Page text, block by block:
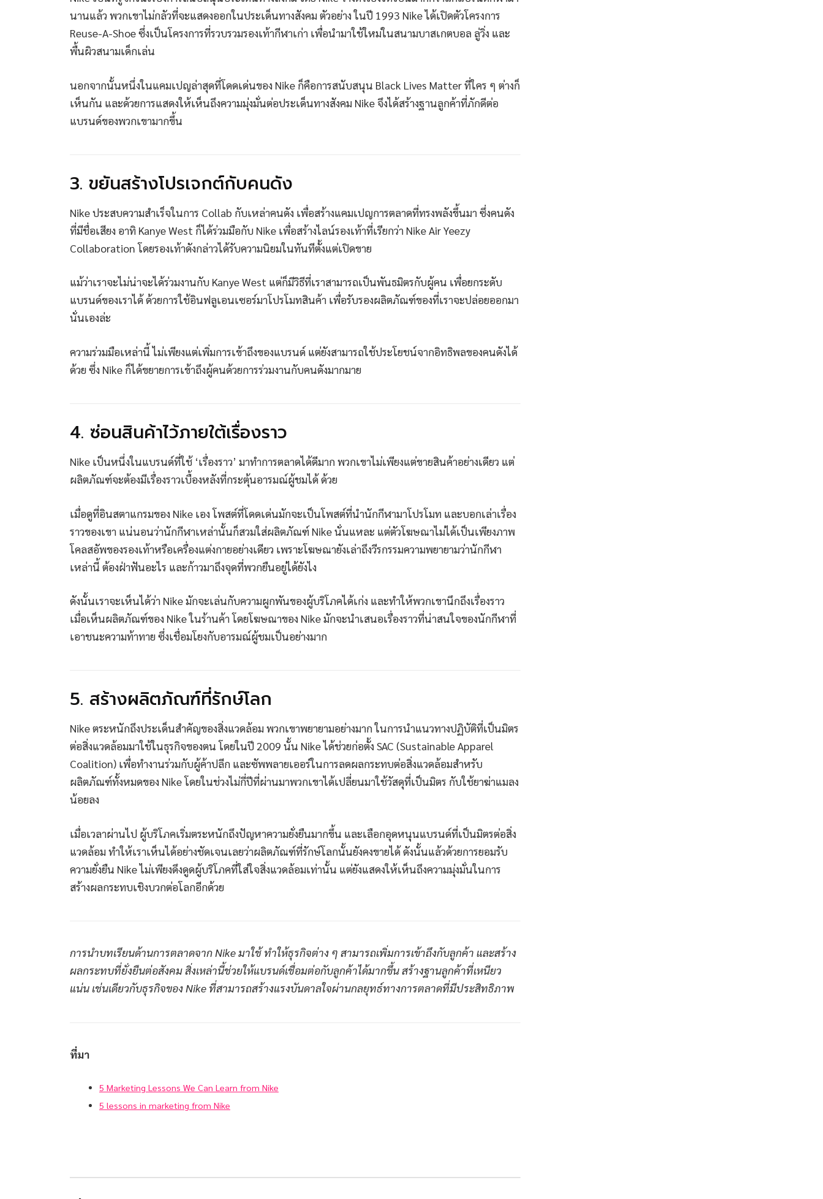
นานแล้ว พวกเขาไม่กลัวที่จะแสดงออกในประเด็นทางสังคม ตัวอย่าง ในปี 1993 Nike ได้เปิดตัวโครงการ
Reuse-A-Shoe ซึ่งเป็นโครงการที่รวบรวมรองเท้ากีฬาเก่า เพื่อนำมาใช้ใหม่ในสนามบาสเกตบอล ลู่วิ่ง และ
พื้นผิวสนามเด็กเล่น
นอกจากนั้นหนึ่งในแคมเปญล่าสุดที่โดดเด่นของ Nike ก็คือการสนับสนุน Black Lives Matter ที่ใคร ๆ ต่างก็
เห็นกัน และด้วยการแสดงให้เห็นถึงความมุ่งมั่นต่อประเด็นทางสังคม Nike จึงได้สร้างฐานลูกค้าที่ภักดีต่อ
แบรนด์ของพวกเขามากขึ้น
3. ขยันสร้างโปรเจกต์กับคนดัง
Nike ประสบความสำเร็จในการ Collab กับเหล่าคนดัง เพื่อสร้างแคมเปญการตลาดที่ทรงพลังขึ้นมา ซึ่งคนดัง
ที่มีชื่อเสียง อาทิ Kanye West ก็ได้ร่วมมือกับ Nike เพื่อสร้างไลน์รองเท้าที่เรียกว่า Nike Air Yeezy
Collaboration โดยรองเท้าดังกล่าวได้รับความนิยมในทันทีตั้งแต่เปิดขาย
แม้ว่าเราจะไม่น่าจะได้ร่วมงานกับ Kanye West แต่ก็มีวิธีที่เราสามารถเป็นพันธมิตรกับผู้คน เพื่อยกระดับ
แบรนด์ของเราได้ ด้วยการใช้อินฟลูเอนเซอร์มาโปรโมทสินค้า เพื่อรับรองผลิตภัณฑ์ของที่เราจะปล่อยออกมา
นั่นเองล่ะ
ความร่วมมือเหล่านี้ ไม่เพียงแต่เพิ่มการเข้าถึงของแบรนด์ แต่ยังสามารถใช้ประโยชน์จากอิทธิพลของคนดังได้
ด้วย ซึ่ง Nike ก็ได้ขยายการเข้าถึงผู้คนด้วยการร่วมงานกับคนดังมากมาย
4. ซ่อนสินค้าไว้ภายใต้เรื่องราว
Nike เป็นหนึ่งในแบรนด์ที่ใช้ ‘เรื่องราว’ มาทำการตลาดได้ดีมาก พวกเขาไม่เพียงแต่ขายสินค้าอย่างเดียว แต่
ผลิตภัณฑ์จะต้องมีเรื่องราวเบื้องหลังที่กระตุ้นอารมณ์ผู้ชมได้ ด้วย
เมื่อดูที่อินสตาแกรมของ Nike เอง โพสต์ที่โดดเด่นมักจะเป็นโพสต์ที่นำนักกีฬามาโปรโมท และบอกเล่าเรื่อง
ราวของเขา แน่นอนว่านักกีฬาเหล่านั้นก็สวมใส่ผลิตภัณฑ์ Nike นั่นแหละ แต่ตัวโฆษณาไม่ได้เป็นเพียงภาพ
โคลสอัพของรองเท้าหรือเครื่องแต่งกายอย่างเดียว เพราะโฆษณายังเล่าถึงวีรกรรมความพยายามว่านักกีฬา
เหล่านี้ ต้องฝ่าฟันอะไร และก้าวมาถึงจุดที่พวกยืนอยู่ได้ยังไง
ดังนั้นเราจะเห็นได้ว่า Nike มักจะเล่นกับความผูกพันของผู้บริโภคได้เก่ง และทำให้พวกเขานึกถึงเรื่องราว
เมื่อเห็นผลิตภัณฑ์ของ Nike ในร้านค้า โดยโฆษณาของ Nike มักจะนำเสนอเรื่องราวที่น่าสนใจของนักกีฬาที่
เอาชนะความท้าทาย ซึ่งเชื่อมโยงกับอารมณ์ผู้ชมเป็นอย่างมาก
5. สร้างผลิตภัณฑ์ที่รักษ์โลก
Nike ตระหนักถึงประเด็นสำคัญของสิ่งแวดล้อม พวกเขาพยายามอย่างมาก ในการนำแนวทางปฏิบัติที่เป็นมิตร
ต่อสิ่งแวดล้อมมาใช้ในธุรกิจของตน โดยในปี 2009 นั้น Nike ได้ช่วยก่อตั้ง SAC (Sustainable Apparel
Coalition) เพื่อทำงานร่วมกับผู้ค้าปลีก และซัพพลายเออร์ในการลดผลกระทบต่อสิ่งแวดล้อมสำหรับ
ผลิตภัณฑ์ทั้งหมดของ Nike โดยในช่วงไม่กี่ปีที่ผ่านมาพวกเขาได้เปลี่ยนมาใช้วัสดุที่เป็นมิตร กับใช้ยาฆ่าแมลง
น้อยลง
เมื่อเวลาผ่านไป ผู้บริโภคเริ่มตระหนักถึงปัญหาความยั่งยืนมากขึ้น และเลือกอุดหนุนแบรนด์ที่เป็นมิตรต่อสิ่ง
แวดล้อม ทำให้เราเห็นได้อย่างชัดเจนเลยว่าผลิตภัณฑ์ที่รักษ์โลกนั้นยังคงขายได้ ดังนั้นแล้วด้วยการยอมรับ
ความยั่งยืน Nike ไม่เพียงดึงดูดผู้บริโภคที่ใส่ใจสิ่งแวดล้อมเท่านั้น แต่ยังแสดงให้เห็นถึงความมุ่งมั่นในการ
สร้างผลกระทบเชิงบวกต่อโลกอีกด้วย
การนำบทเรียนด้านการตลาดจาก Nike มาใช้ ทำให้ธุรกิจต่าง ๆ สามารถเพิ่มการเข้าถึงกับลูกค้า และสร้าง
ผลกระทบที่ยั่งยืนต่อสังคม สิ่งเหล่านี้ช่วยให้แบรนด์เชื่อมต่อกับลูกค้าได้มากขึ้น สร้างฐานลูกค้าที่เหนียว
แน่น เช่นเดียวกับธุรกิจของ Nike ที่สามารถสร้างแรงบันดาลใจผ่านกลยุทธ์ทางการตลาดที่มีประสิทธิภาพ
ที่มา
5 Marketing Lessons We Can Learn from Nike
5 lessons in marketing from Nike